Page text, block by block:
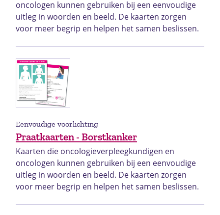
oncologen kunnen gebruiken bij een eenvoudige
uitleg in woorden en beeld. De kaarten zorgen
voor meer begrip en helpen het samen beslissen.
Praatkaarten - Borstkanker
Eenvoudige voorlichting
Kaarten die oncologieverpleegkundigen en
oncologen kunnen gebruiken bij een eenvoudige
uitleg in woorden en beeld. De kaarten zorgen
voor meer begrip en helpen het samen beslissen.